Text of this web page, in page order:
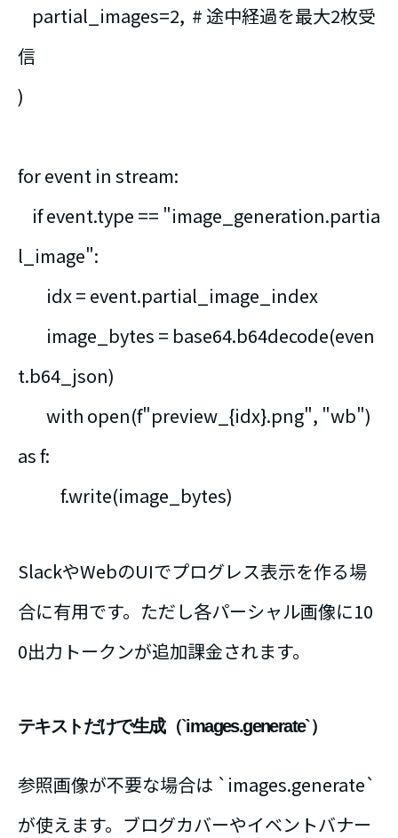
partial_images=2, # 途中経過を最大2枚受
信
)
for event in stream:
if event.type == "image_generation.partia
l_image":
idx = event.partial_image_index
image_bytes = base64.b64decode(even
t.b64_json)
with open(f"preview_{idx}.png", "wb")
as f:
f.write(image_bytes)
SlackやWebのUIでプログレス表示を作る場
合に有用です。ただし各パーシャル画像に10
0出力トークンが追加課金されます。
テキストだけで生成（`images.generate`）
参照画像が不要な場合は `images.generate`
が使えます。ブログカバーやイベントバナー